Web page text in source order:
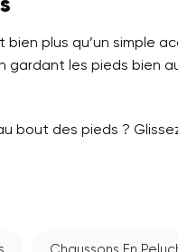
bien plus qu’un simple
gardant les pieds bien
bout des pieds ?